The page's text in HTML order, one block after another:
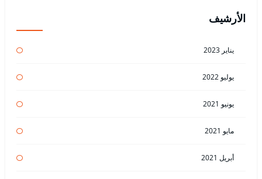
الأرشيف
يناير 2023
يوليو 2022
يونيو 2021
مايو 2021
أبريل 2021